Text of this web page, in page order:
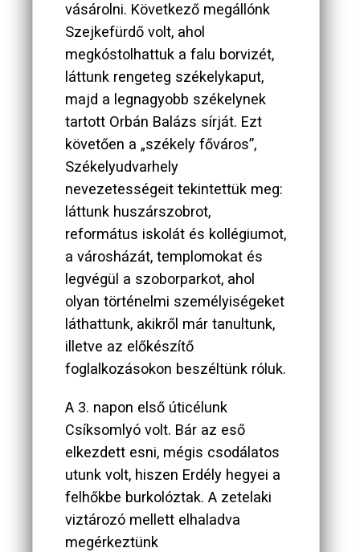
vásárolni. Következő megállónk
Szejkefürdő volt, ahol
megkóstolhattuk a falu borvizét,
láttunk rengeteg székelykaput,
majd a legnagyobb székelynek
tartott Orbán Balázs sírját. Ezt
követően a „székely főváros”,
Székelyudvarhely
nevezetességeit tekintettük meg:
láttunk huszárszobrot,
református iskolát és kollégiumot,
a városházát, templomokat és
legvégül a szoborparkot, ahol
olyan történelmi személyiségeket
láthattunk, akikről már tanultunk,
illetve az előkészítő
foglalkozásokon beszéltünk róluk.
A 3. napon első úticélunk
Csíksomlyó volt. Bár az eső
elkezdett esni, mégis csodálatos
utunk volt, hiszen Erdély hegyei a
felhőkbe burkolóztak. A zetelaki
viztározó mellett elhaladva
megérkeztünk